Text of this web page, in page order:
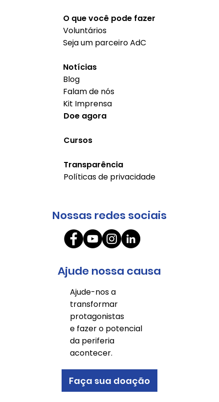
Nossas redes sociais
Ajude nossa causa
Ajude-nos a
transformar
protagonistas
e fazer o potencial
da periferia
acontecer.
Faça sua doação
O que você pode fazer
Voluntários
Seja um parceiro AdC
Notícias
Blog
Falam de nós
Kit Imprensa
Doe agora
Cursos
Transparência
Políticas de privacidade